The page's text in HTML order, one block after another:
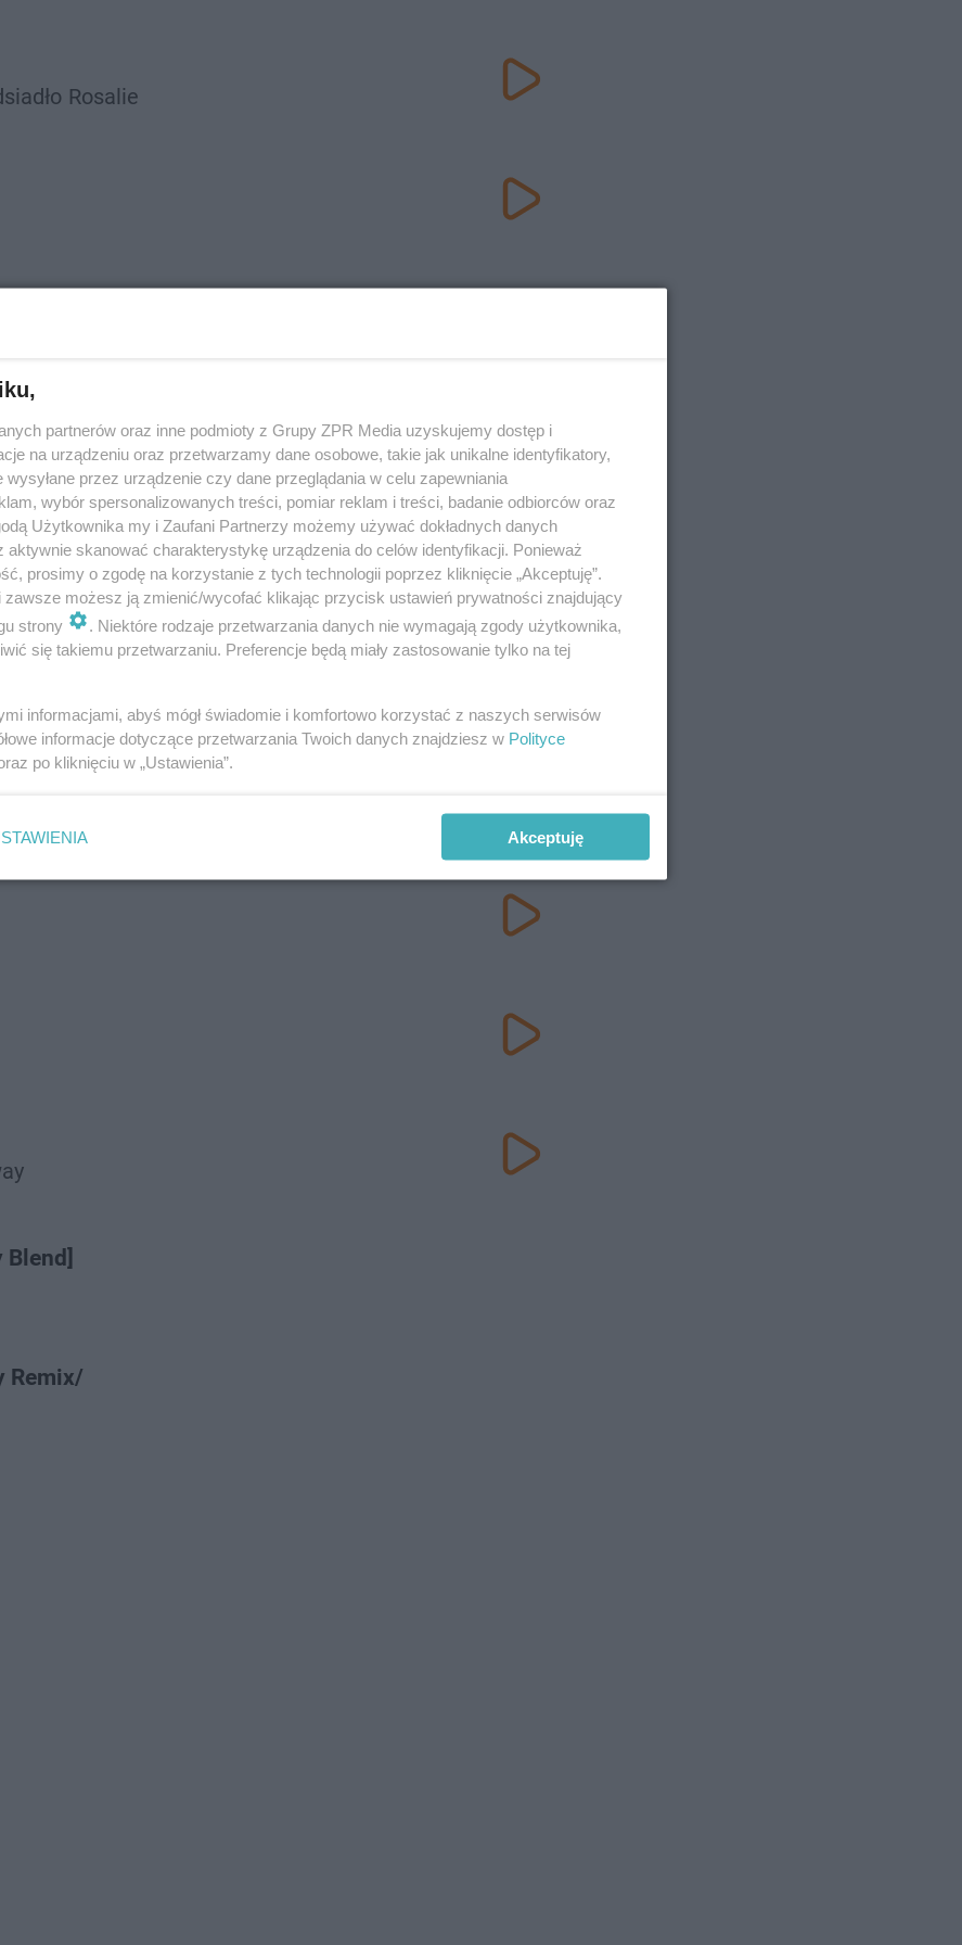
Rosalie
Remix/
On Baggage
Remix/
partnerów oraz inne podmioty z Grupy ZPR Media uzyskujemy dostęp i
na urządzeniu oraz przetwarzamy dane osobowe, takie jak unikalne identyfikatory,
przez urządzenie czy dane przeglądania w celu zapewniania
wybór spersonalizowanych treści, pomiar reklam i treści, badanie odbiorców oraz
Użytkownika my i Zaufani Partnerzy możemy używać dokładnych danych
aktywnie skanować charakterystykę urządzenia do celów identyfikacji. Ponieważ
prosimy o zgodę na korzystanie z tych technologii poprzez kliknięcie „Akceptuję”.
zawsze możesz ją zmienić/wycofać klikając przycisk ustawień prywatności znajdujący
strony
. Niektóre rodzaje przetwarzania danych nie wymagają zgody użytkownika,
się takiemu przetwarzaniu. Preferencje będą miały zastosowanie tylko na tej
informacjami, abyś mógł świadomie i komfortowo korzystać z naszych serwisów
informacje dotyczące przetwarzania Twoich danych znajdziesz w Polityce
po kliknięciu w „Ustawienia”.
Akceptuję